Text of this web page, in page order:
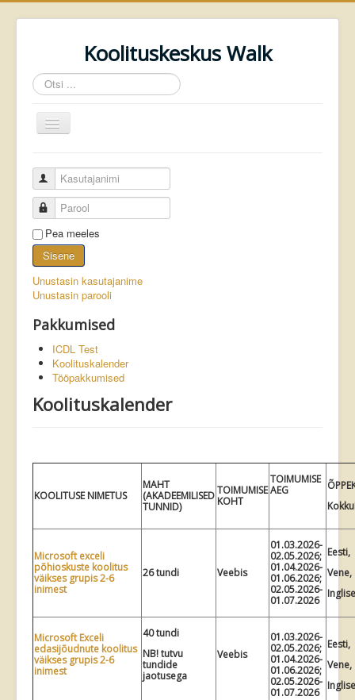
Koolituskeskus Walk
Otsi
...
Näita/Peida
menüüd
Esileht
Ajalehe WALK arhiiv
Kasutajanimi
Parool
Pea meeles
Sisene
Unustasin kasutajanime
Unustasin parooli
Pakkumised
ICDL Test
Koolituskalender
Tööpakkumised
Koolituskalender
KOOLITUSE NIMETUS
MAHT
(AKADEEMILISED
TUNNID)
TOIMUMISE
KOHT
TOIMUMISE
AEG
Microsoft exceli
põhioskuste koolitus
väikses grupis 2-6
inimest
26 tundi Veebis
01.03.2026-
02.05.2026;
01.04.2026-
01.06.2026;
02.05.2026-
01.07.2026
Eesti,
Vene,
Inglise
Microsoft Exceli
edasijõudnute koolitus
väikses grupis 2-6
inimest
40 tundi
NB! tutvu
tundide
jaotusega
Veebis
01.03.2026-
02.05.2026;
01.04.2026-
01.06.2026;
02.05.2026-
01.07.2026
Eesti,
Vene,
Inglise